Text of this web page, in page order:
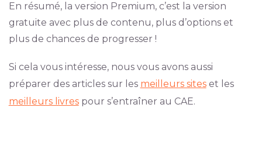
En résumé, la version Premium, c’est la version
gratuite avec plus de contenu, plus d’options et
plus de chances de progresser !
Si cela vous intéresse, nous vous avons aussi
préparer des articles sur les meilleurs siteset les
meilleurs livrespour s’entraîner au CAE.